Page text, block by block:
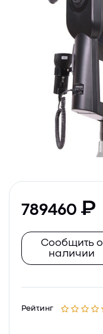
Рейтинг
789460
Сообщить о
наличии